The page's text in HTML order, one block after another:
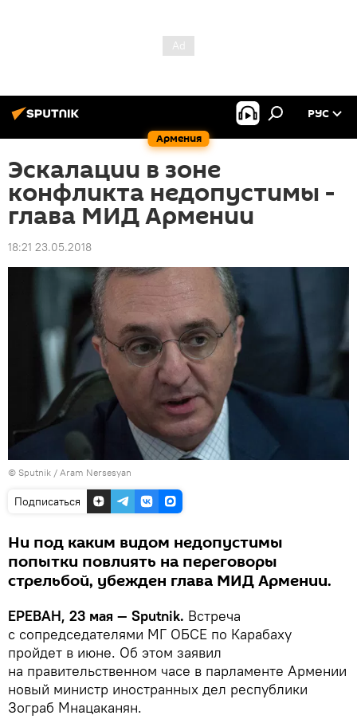
Армения
РУС
Эскалации в зоне
конфликта недопустимы -
глава МИД Армении
18:21 23.05.2018
© Sputnik / Aram Nersesyan
Подписаться
Ни под каким видом недопустимы
попытки повлиять на переговоры
стрельбой, убежден глава МИД Армении.
ЕРЕВАН, 23 мая — Sputnik. Встреча
с сопредседателями МГ ОБСЕ по Карабаху
пройдет в июне. Об этом заявил
на правительственном часе в парламенте Армении
новый министр иностранных дел республики
Зограб Мнацаканян.